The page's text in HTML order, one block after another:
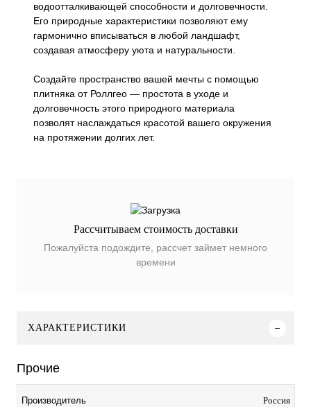
водоотталкивающей способности и долговечности.
Его природные характеристики позволяют ему
гармонично вписываться в любой ландшафт,
создавая атмосферу уюта и натуральности.
Создайте пространство вашей мечты с помощью
плитняка от Роллгео — простота в уходе и
долговечность этого природного материала
позволят наслаждаться красотой вашего окружения
на протяжении долгих лет.
Рассчитываем стоимость доставки
Пожалуйста подождите, рассчет займет немного
времени
ХАРАКТЕРИСТИКИ
Прочие
Производитель Россия